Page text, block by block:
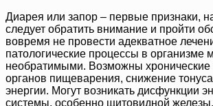
Диарея или запор – первые признаки,
следует обратить внимание и пройти
вовремя не провести адекватное
патологические процессы в организме
необратимыми. Возможны хронические
органов пищеварения, снижение
энергии. Могут возникать дисфункции
системы, особенно щитовидной